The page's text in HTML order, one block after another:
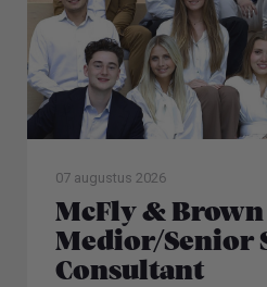
07 augustus 2026
McFly &
Medior/Senior
Consultant